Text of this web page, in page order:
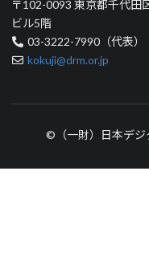
〒102-0093 東京都千代田
ビル5階
03-3222-7990（代表）
kokuji@drm.or.jp
©（一財）日本デジ